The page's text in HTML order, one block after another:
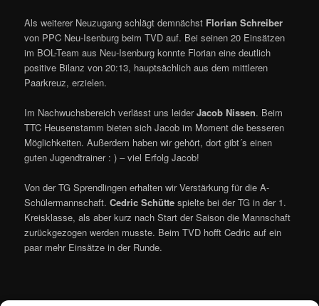
Als weiterer Neuzugang schlägt demnächst Florian Schreiber
von PPC Neu-Isenburg beim TVD auf. Bei seinen 20 Einsätzen
im BOL-Team aus Neu-Isenburg konnte Florian eine deutlich
positive Bilanz von 20:13, hauptsächlich aus dem mittleren
Paarkreuz, erzielen.
Im Nachwuchsbereich verlässt uns leiderJacob Nissen. Beim
TTC Heusenstamm bieten sich Jacob im Moment die besseren
Möglichkeiten. Außerdem haben wir gehört, dort gibt´s einen
guten Jugendtrainer : ) – viel Erfolg Jacob!
Von der TG Sprendlingen erhalten wir Verstärkung für die A-
Schülermannschaft.Cedric Schütte spielte bei der TG in der 1.
Kreisklasse, als aber kurz nach Start der Saison die Mannschaft
zurückgezogen werden musste. Beim TVD hofft Cedric auf ein
paar mehr Einsätze in der Runde.